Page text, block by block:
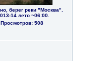
берег реки "Москва".
14 лето ~06:00.
Просмотров: 508